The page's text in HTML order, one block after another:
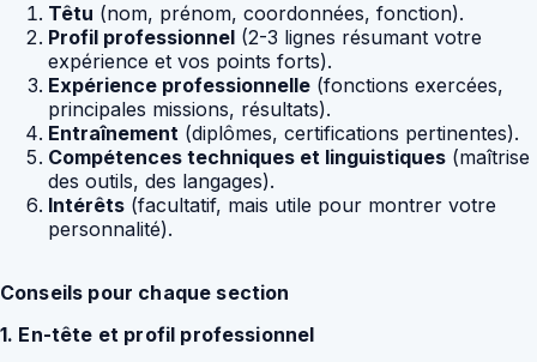
Têtu (nom, prénom, coordonnées, fonction).
Profil professionnel (2-3 lignes résumant votre
expérience et vos points forts).
Expérience professionnelle (fonctions exercées,
principales missions, résultats).
Entraînement (diplômes, certifications pertinentes).
Compétences techniques et linguistiques (maîtrise
des outils, des langages).
Intérêts (facultatif, mais utile pour montrer votre
personnalité).
Conseils pour chaque section
1. En-tête et profil professionnel